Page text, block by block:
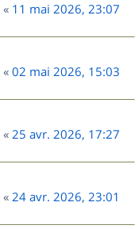
« 11 mai 2026, 23:07
« 02 mai 2026, 15:03
« 25 avr. 2026, 17:27
« 24 avr. 2026, 23:01